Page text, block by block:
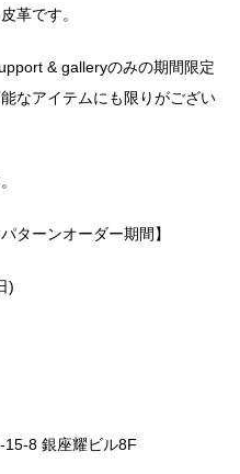
革です。
& galleryのみの期間限定
なアイテムにも限りがござい
ターンオーダー期間】
)
8 銀座耀ビル8F